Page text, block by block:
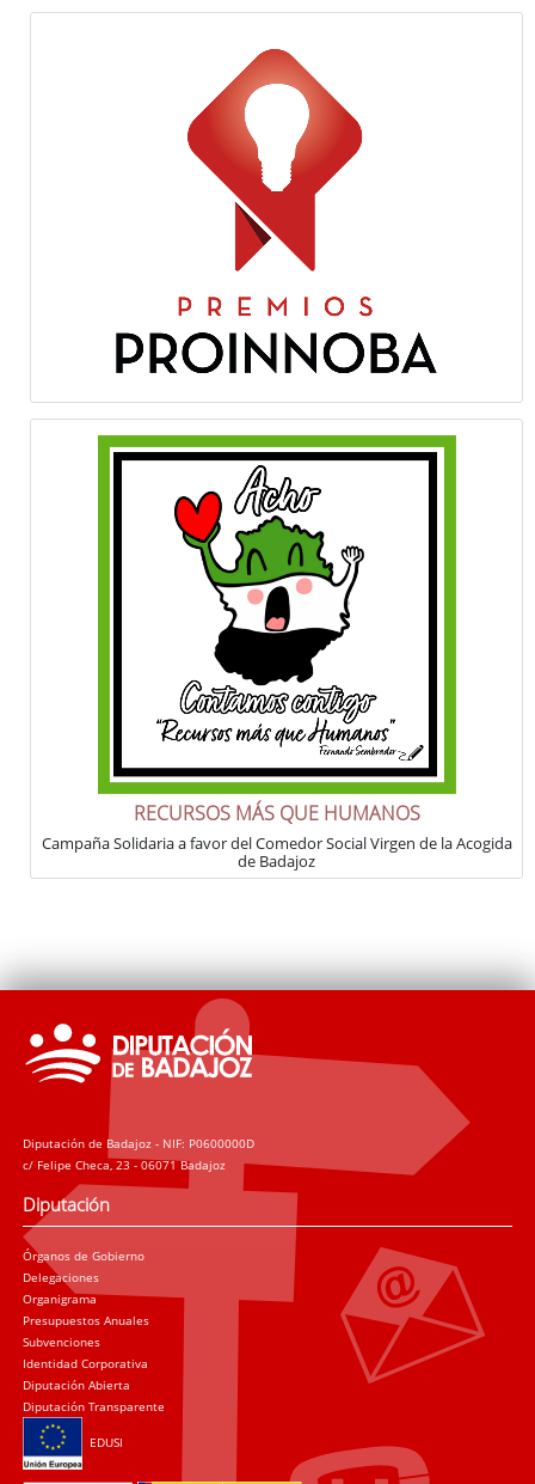
Gestión de conflictos
RECURSOS MÁS QUE HUMANOS
Campaña Solidaria a favor del Comedor Social Virgen de la Acogida
de Badajoz
Diputación de Badajoz - NIF: P0600000D
c/ Felipe Checa, 23 - 06071 Badajoz
Diputación
Órganos de Gobierno
Delegaciones
Organigrama
Presupuestos Anuales
Subvenciones
Identidad Corporativa
Diputación Abierta
Diputación Transparente
EDUSI